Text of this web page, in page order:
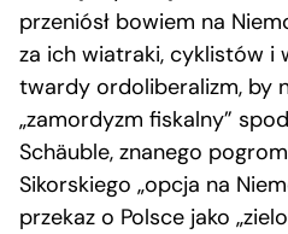
przeniósł bowiem na
za ich wiatraki, cyklistów i
twardy ordoliberalizm, by
„zamordyzm fiskalny”
Schäuble, znanego
Sikorskiego „opcja na
przekaz o Polsce jako